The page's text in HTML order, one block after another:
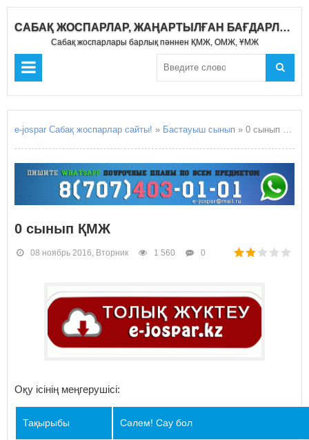
САБАҚ ЖОСПАРЛАР, ЖАҢАРТЫЛҒАН БАҒДАРЛАМА 2020-2021
Сабақ жоспарлары барлық пәннен ҚМЖ, ОМЖ, ҰМЖ
e-jospar Сабақ жоспарлар сайты! » Бастауыш сынып » 0 сынып ҚМЖ
0 сынып ҚМЖ
08 ноябрь 2016, Вторник 1 560 0
Оқу ісінің меңгерушісі:
Тақырыбы Сәлем! Сау бол